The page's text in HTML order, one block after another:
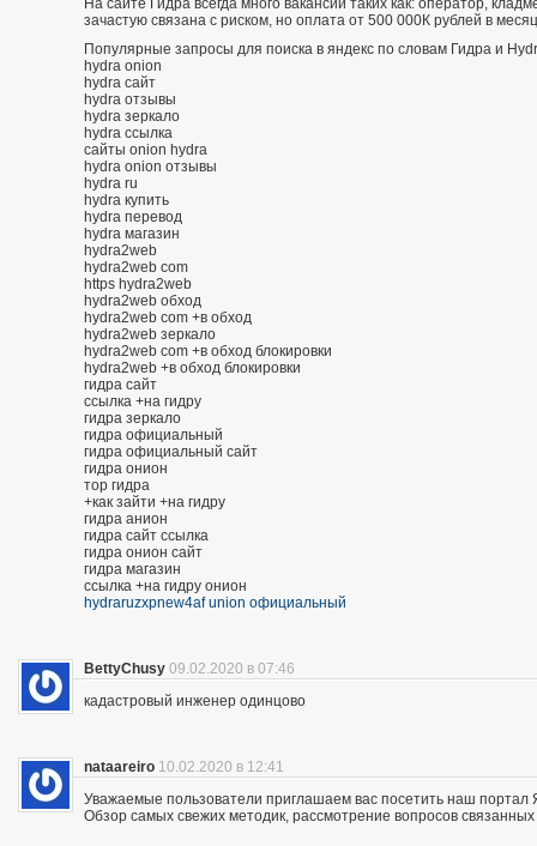
На сайте Гидра всегда много вакансий таких как: оператор,
зачастую связана с риском, но оплата от 500 000К рублей в
Популярные запросы для поиска в яндекс по словам Гидра и
hydra onion
hydra сайт
hydra отзывы
hydra зеркало
hydra ссылка
сайты onion hydra
hydra onion отзывы
hydra ru
hydra купить
hydra перевод
hydra магазин
hydra2web
hydra2web com
https hydra2web
hydra2web обход
hydra2web com +в обход
hydra2web зеркало
hydra2web com +в обход блокировки
hydra2web +в обход блокировки
гидра сайт
ссылка +на гидру
гидра зеркало
гидра официальный
гидра официальный сайт
гидра онион
тор гидра
+как зайти +на гидру
гидра анион
гидра сайт ссылка
гидра онион сайт
гидра магазин
ссылка +на гидру онион
hydraruzxpnew4af union официальный
BettyChusy 09.02.2020 в 07:46
кадастровый инженер одинцово
nataareiro 10.02.2020 в 12:41
Уважаемые пользователи приглашаем вас посетить наш портал
Обзор самых свежих методик, рассмотрение вопросов